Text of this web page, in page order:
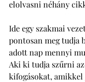
elolvasni néhány
Ide egy szakmai
pontosan meg tudja
adott nap mennyi
Aki ki tudja szűrni
kifogásokat, amikkel